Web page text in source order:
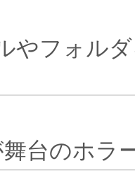
やフォル
台のホラ